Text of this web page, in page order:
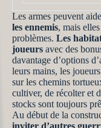
Les armes peuvent
les ennemis, mais
problèmes. Les
joueurs avec des
davantage d’options
leurs mains, les
sur les chemins
cultiver, de récolter et
stocks sont toujours
Au début de la
inviter d’autres